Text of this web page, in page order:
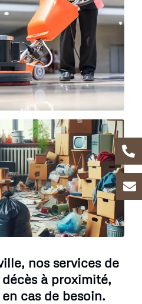
nos services de
à proximité,
cas de besoin.